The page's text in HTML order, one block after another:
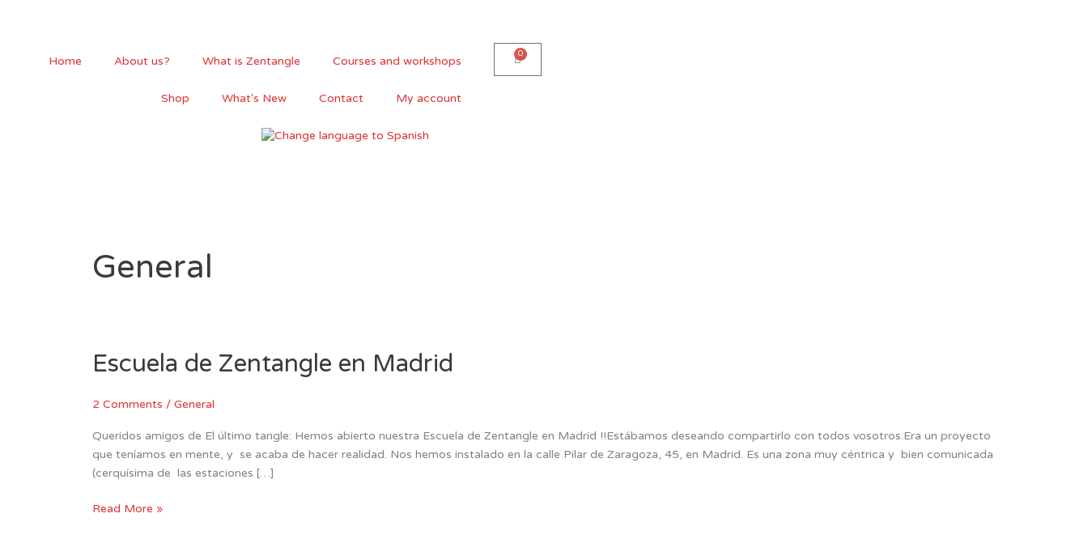
Home
About us? What is Zentangle Courses and workshops
Shop What's New Contact My account
0
Carrito
General
Escuela de Zentangle en Madrid
2 Comments / General
Queridos amigos de El último tangle: Hemos abierto nuestra Escuela de Zentangle en Madrid !!Estábamos deseando compartirlo con todos vosotros.Era un proyecto
que teníamos en mente, y se acaba de hacer realidad. Nos hemos instalado en la calle Pilar de Zaragoza, 45, en Madrid. Es una zona muy céntrica y bien comunicada
(cerquísima de las estaciones […]
Escuela
de
en
Madrid
Read More »